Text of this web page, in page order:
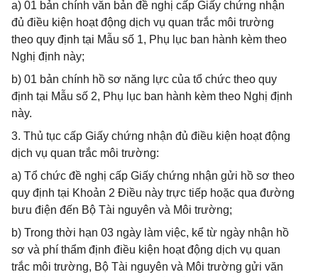
a) 01 bản chính văn bản đề nghị cấp Giấy chứng nhận
đủ điều kiện hoạt động dịch vụ quan trắc môi trường
theo quy định tại Mẫu số 1, Phụ lục ban hành kèm theo
Nghị định này;
b) 01 bản chính hồ sơ năng lực của tổ chức theo quy
định tại Mẫu số 2, Phụ lục ban hành kèm theo Nghị định
này.
3. Thủ tục cấp Giấy chứng nhận đủ điều kiện hoạt động
dịch vụ quan trắc môi trường:
a) Tổ chức đề nghị cấp Giấy chứng nhận gửi hồ sơ theo
quy định tại Khoản 2 Điều này trực tiếp hoặc qua đường
bưu điện đến Bộ Tài nguyên và Môi trường;
b) Trong thời hạn 03 ngày làm việc, kể từ ngày nhận hồ
sơ và phí thẩm định điều kiện hoạt động dịch vụ quan
trắc môi trường, Bộ Tài nguyên và Môi trường gửi văn